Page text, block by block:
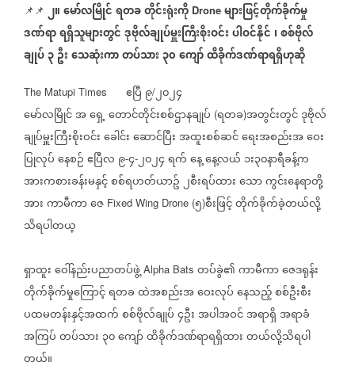
📌📌 ၂။မော်လမြိုင်ရတခတိုင်းရုံးကို Drone များဖြင့်တိုက်ခိုက်မှု
ဒဏ်ရာရရှိသူများတွင်ဒုဗိုလ်ချုပ်မှူးကြီးစိုးဝင်းပါဝင်နိုင် ၊စစ်ဗိုလ်
ချုပ်၃ဦးသေဆုံးကာတပ်သား၃၀ကျော်ထိခိုက်ဒဏ်ရာရရှိဟုဆို
The Matupi Times ဧပြီ ၉/၂၀၂၄
မော်လမြိုင်အရှေ့တောင်တိုင်းစစ်ဌာနချုပ် (ရတခ)အတွင်းတွင်ဒုဗိုလ်
ချုပ်မှူးကြီးစိုးဝင်းခေါင်းဆောင်ပြီးအထူးစစ်ဆင်ရေးအစည်းအဝေး
ပြုလုပ်နေစဉ်ဧပြီလ ၉-၄-၂၀၂၄ရက်နေ့နေ့လယ် ၁း၃၀နာရီခန့်က
အားကစားခန်းမနှင့်စစ်ရဟတ်ယာဥ်၂စီးရပ်ထားသောကွင်းနေရာတို့
အားကာမီကာဇေ Fixed Wing Drone (၅)စီးဖြင့်တိုက်ခိုက်ခဲ့တယ်လို့
သိရပါတယ္
ရှာထူးဝေါ်နည်းပညာတပ်ဖွဲ့ Alpha Bats တပ်ခွဲ၏ကာမီကာဇေဒရုန်း
တိုက်ခိုက်မှုကြောင့်ရတခထဲအစည်းအဝေးလုပ်နေသည့်စစ်ဦးစီး
ပထမတန်းနှင့်အထက်စစ်ဗိုလ်ချုပ်၄ဦးအပါအဝင်အရာရှိအရာခံ
အကြပ်တပ်သား ၃၀ကျော်ထိခိုက်ဒဏ်ရာရရှိထားတယ်လို့သိရပါ
တယ်။